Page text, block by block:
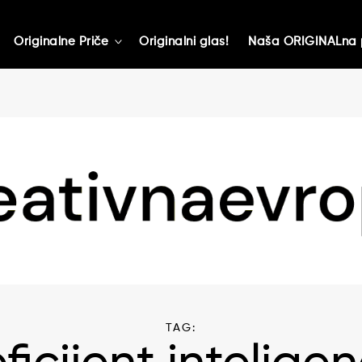
Originalne Priče toggle
Originalni glas! Naša
TAG: